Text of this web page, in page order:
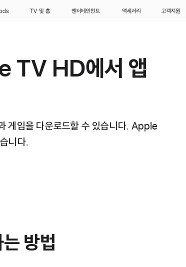
TV 및 홈 엔터테인먼트 액세서리 고객지원
HD에서 앱
임을 다운로드할 수 있습니다. Apple
니다.
방법